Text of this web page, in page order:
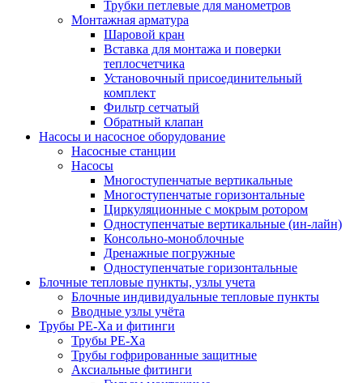
Трубки петлевые для манометров
Монтажная арматура
Шаровой кран
Вставка для монтажа и поверки
теплосчетчика
Установочный присоединительный
комплект
Фильтр сетчатый
Обратный клапан
Насосы и насосное оборудование
Насосные станции
Насосы
Многоступенчатые вертикальные
Многоступенчатые горизонтальные
Циркуляционные с мокрым ротором
Одноступенчатые вертикальные (ин-лайн)
Консольно-моноблочные
Дренажные погружные
Одноступенчатые горизонтальные
Блочные тепловые пункты, узлы учета
Блочные индивидуальные тепловые пункты
Вводные узлы учёта
Трубы РЕ-Ха и фитинги
Трубы РЕ-Ха
Трубы гофрированные защитные
Аксиальные фитинги